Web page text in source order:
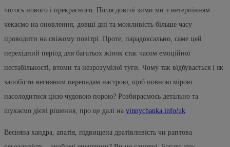
чогось нового і прекрасного. Після довгої зими ми з нетерпінням
чекаємо на оновлення, довші дні та можливість більше часу
проводити на свіжому повітрі. Проте, парадоксально, саме цей
перехідний період для багатьох жінок стає часом емоційної
нестабільності, втоми та незрозумілої туги. Чому так відбувається і як
запобігти весняним перепадам настрою, щоб повною мірою
насолодитися цією чудовою порою? Розбираємось детально та
шукаємо дієві рішення, про це далі на vinnychanka.info/uk.
Весняна хандра, апатія, підвищена дратівливість чи раптова